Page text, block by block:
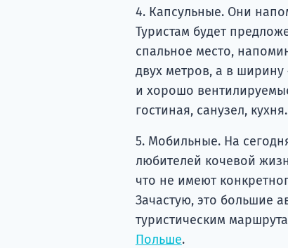
4. Капсульные. Они
Туристам будет
спальное место,
двух метров, а в
и хорошо
гостиная, санузел, кухня.
5. Мобильные. На
любителей кочевой
что не имеют
Зачастую, это большие
туристическим
Польше.